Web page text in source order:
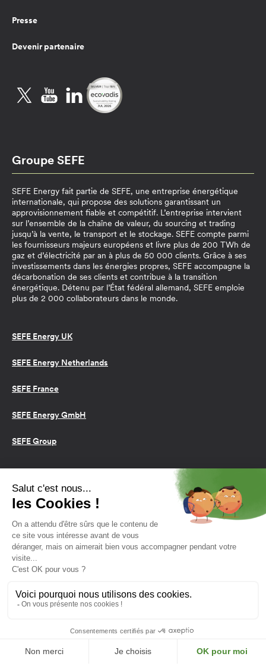
Presse
Devenir partenaire
TwitterYouTubeLinkedIn
Groupe SEFE
SEFE Energy fait partie de SEFE, une entreprise énergétique
internationale, qui propose des solutions garantissant un
approvisionnement fiable et compétitif. L’entreprise intervient
sur l’ensemble de la chaîne de valeur, du sourcing et trading
jusqu’à la vente, le transport et le stockage. SEFE compte parmi
les fournisseurs majeurs européens et livre plus de 200 TWh de
gaz et d’électricité par an à plus de 50 000 clients. Grâce à ses
investissements dans les énergies propres, SEFE accompagne la
décarbonation de ses clients et contribue à la transition
énergétique. Détenu par l’État fédéral allemand, SEFE emploie
plus de 2 000 collaborateurs dans le monde.
SEFE Energy UK
SEFE Energy Netherlands
SEFE France
SEFE Energy GmbH
SEFE Group
Conditions d’utilisation
Cookies
2026 SEFE Energy159 rue Anatole France, 92309
Levallois-Perret, France
L'énergie est notre avenir, économisons-la